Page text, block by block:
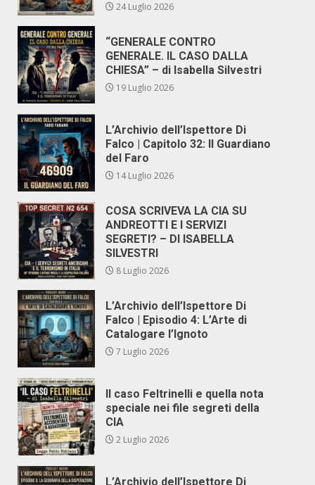
24 Luglio 2026
“GENERALE CONTRO
GENERALE. IL CASO DALLA
CHIESA” – di Isabella Silvestri
19 Luglio 2026
L’Archivio dell’Ispettore Di
Falco | Capitolo 32: Il Guardiano
del Faro
14 Luglio 2026
COSA SCRIVEVA LA CIA SU
ANDREOTTI E I SERVIZI
SEGRETI? – DI ISABELLA
SILVESTRI
8 Luglio 2026
L’Archivio dell’Ispettore Di
Falco | Episodio 4: L’Arte di
Catalogare l’Ignoto
7 Luglio 2026
Il caso Feltrinelli e quella nota
speciale nei file segreti della
CIA
2 Luglio 2026
L’Archivio dell’Ispettore Di